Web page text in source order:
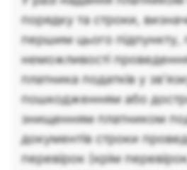
порядку та строки,
першим цього підпункту,
неможливості
платника податків у
пошкодженням або
знищенням платником
документів строки
перевірок (крім